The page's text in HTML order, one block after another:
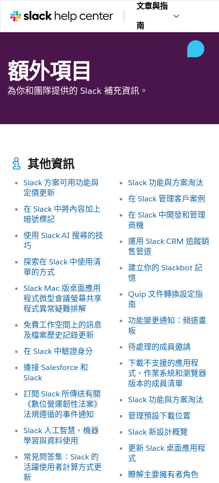
文章與指
南
額外項目
為你和團隊提供的 Slack 補充資訊。
其他資訊
Slack 方案可用功能與
定價更新
在 Slack 中將內容加上
暗號標記
使用 Slack AI 搜尋的技
巧
探索在 Slack 中使用清
單的方式
Slack Mac 版桌面應用
程式微型會議螢幕共享
程式異常疑難排解
免費工作空間上的訊息
及檔案歷史記錄更新
在 Slack 中驗證身分
連接 Salesforce 和
Slack
訂閱 Slack 所傳送有關
《數位營運韌性法案》
法規遵循的事件通知
Slack 人工智慧、機器
學習與資料使用
常見問答集：Slack 的
活躍使用者計算方式更
新
Slack 功能與方案淘汰
在 Slack 管理客戶案例
在 Slack 中開發和管理
商機
運用 Slack CRM 追蹤銷
售管道
建立你的 Slackbot 記
憶
Quip 文件轉換設定指
南
功能變更通知：頻道畫
板
待處理的成員邀請
下載不支援的應用程
式、作業系統和瀏覽器
版本的成員清單
Slack 功能與方案淘汰
管理預設下載位置
Slack 新設計概覽
更新 Slack 桌面應用程
式
瞭解主要擁有者角色